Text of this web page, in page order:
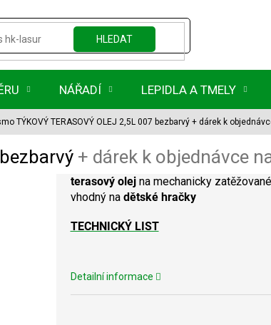
HLEDAT
NÁŘADÍ LEPIDLA A TMELY
TÝKOVÝ TERASOVÝ OLEJ 2,5L 007 bezbarvý + dárek k
+ dárek k objednávce
terasový olejna mechanicky
vhodný na dětské hračky
TECHNICKÝ LIST
Detailní informace